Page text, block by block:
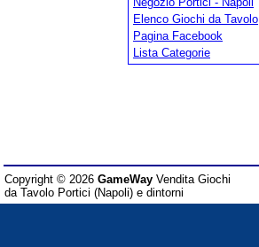
Elenco Giochi da Tavolo
Pagina Facebook
Lista Categorie
Copyright © 2026 GameWay Vendita Giochi
da Tavolo Portici (Napoli) e dintorni